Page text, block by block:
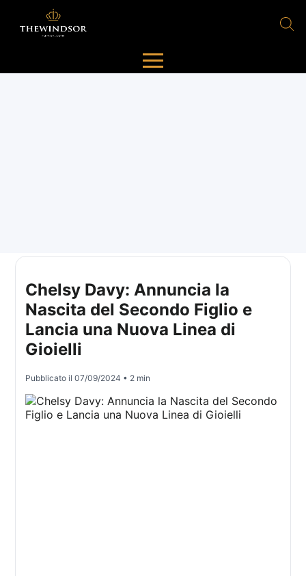
Chelsy Davy: Annuncia la
Nascita del Secondo Figlio e
Lancia una Nuova Linea di
Gioielli
Pubblicato il07/09/2024 • 2 min